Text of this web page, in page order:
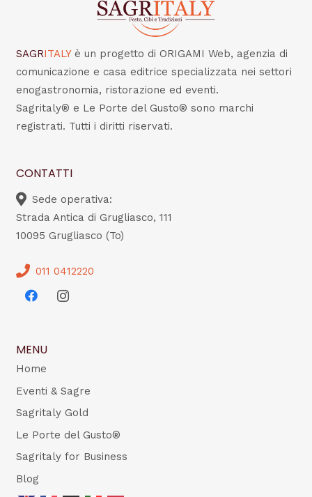
SAGRITALY è un progetto di ORIGAMI Web, agenzia di
comunicazione e casa editrice specializzata nei settori
enogastronomia, ristorazione ed eventi.
Sagritaly® e Le Porte del Gusto® sono marchi
registrati. Tutti i diritti riservati.
CONTATTI
Sede operativa:
Strada Antica di Grugliasco, 111
10095 Grugliasco (To)
011 0412220
MENU
Home
Eventi & Sagre
Sagritaly Gold
Le Porte del Gusto®
Sagritaly for Business
Blog